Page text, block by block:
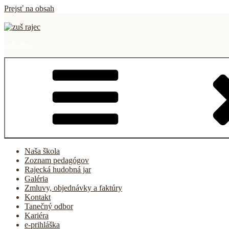
Prejsť na obsah
Naša škola
Zoznam pedagógov
Rajecká hudobná jar
Galéria
Zmluvy, objednávky a faktúry
Kontakt
Tanečný odbor
Kariéra
e-prihláška